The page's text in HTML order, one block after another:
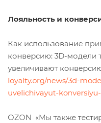
Лояльность и
Как использование
конверсию: 3D-модели
увеличивают
loyalty.org/news/3d-
uvelichivayut-
OZON «Мы также